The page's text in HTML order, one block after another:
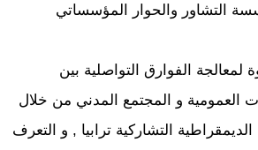
التشاور والحوار المؤسساتي
الفوارق التواصلية بين
العمومية و المجتمع المدني من خلال
التشاركية ترابيا , و التعرف